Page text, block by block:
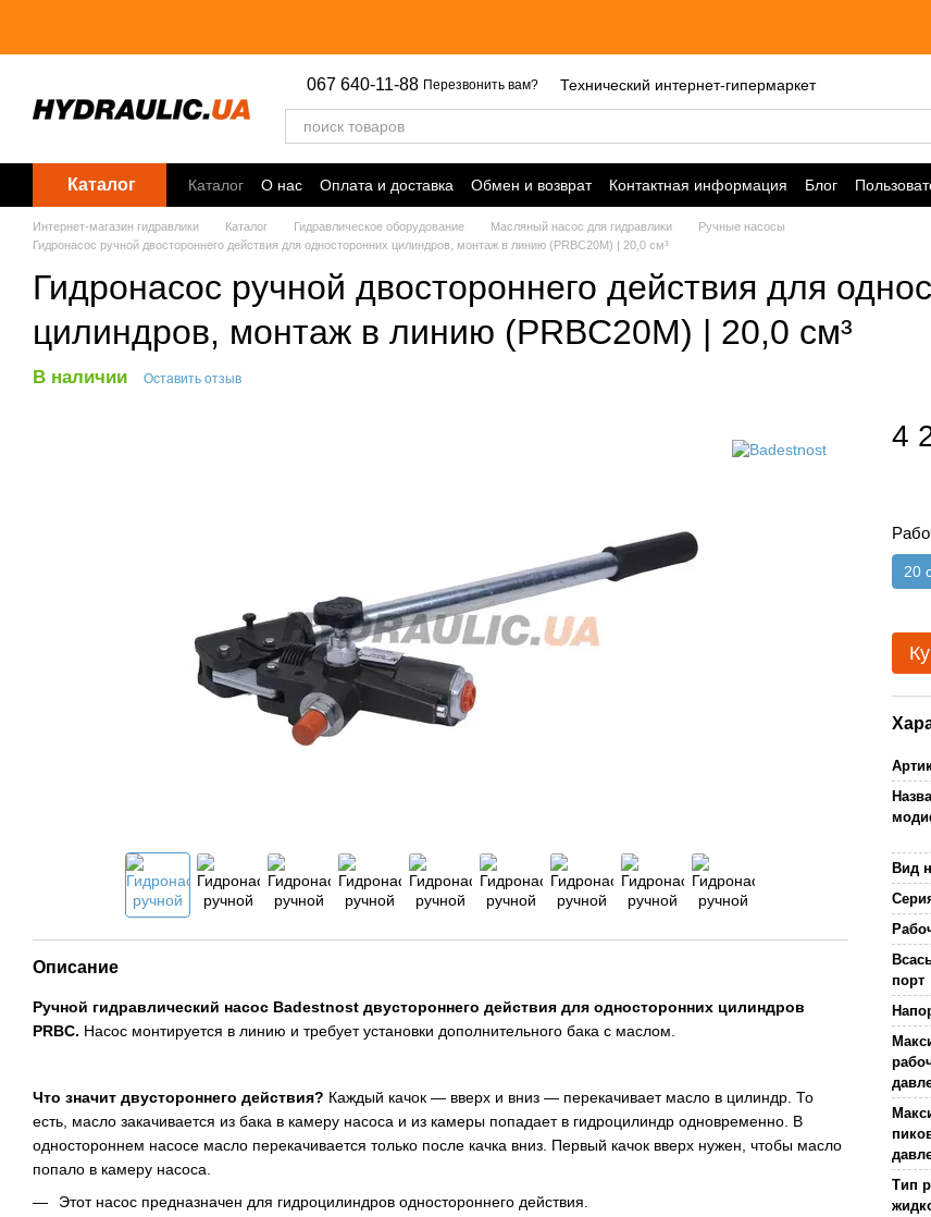
067 640-11-88 Перезвонить вам? Технический интернет-гипермаркет
Каталог Каталог О нас Оплата и доставка Обмен и возврат Контактная информация Блог
Точки выдачи
Интернет-магазин гидравлики Каталог Гидравлическое оборудование Масляный насос для гидравлики
Ручные насосы
Гидронасос ручной двостороннего действия для односторонних цилиндров, монтаж в линию (PRBС20M) | 20,0 см³
Гидронасос ручной двостороннего действия для
цилиндров, монтаж в линию (PRBС20M) | 20,0 см³
В наличии Оставить отзыв
Описание
Ручной гидравлический насос Badestnost двустороннего действия для односторонних цилиндров
PRBС. Насос монтируется в линию и требует установки дополнительного бака с маслом.
Что значит двустороннего действия? Каждый качок — вверх и вниз — перекачивает масло в цилиндр. То
есть, масло закачивается из бака в камеру насоса и из камеры попадает в гидроцилиндр одновременно. В
одностороннем насосе масло перекачивается только после качка вниз. Первый качок вверх нужен, чтобы масло
попало в камеру насоса.
Этот насос предназначен для гидроцилиндров одностороннего действия.
4
20
Вид
порт
Тип